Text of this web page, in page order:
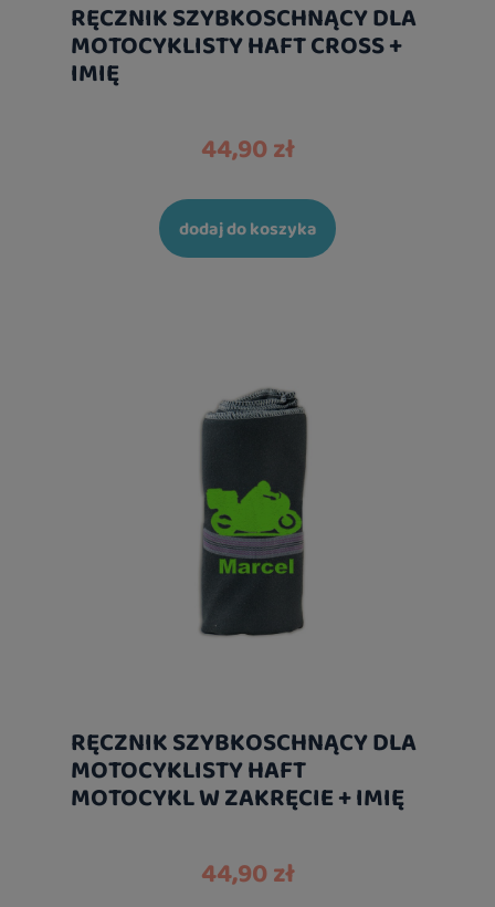
RĘCZNIK SZYBKOSCHNĄCY DLA
MOTOCYKLISTY HAFT CROSS +
IMIĘ
44,90 zł
dodaj do koszyka
RĘCZNIK SZYBKOSCHNĄCY DLA
MOTOCYKLISTY HAFT
MOTOCYKL W ZAKRĘCIE + IMIĘ
44,90 zł